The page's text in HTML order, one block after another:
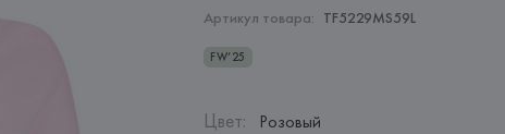
Артикул товара: TF5229MS59L
FW’25
Цвет: Розовый